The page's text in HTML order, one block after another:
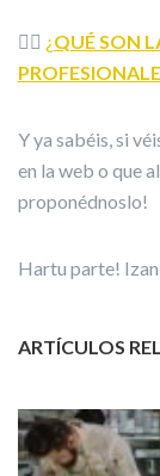
👉🏼 ¿QUÉ SON
Y ya sabéis, si
en la web o que
proponédnoslo!
Hartu parte! Izan
ARTÍCULOS